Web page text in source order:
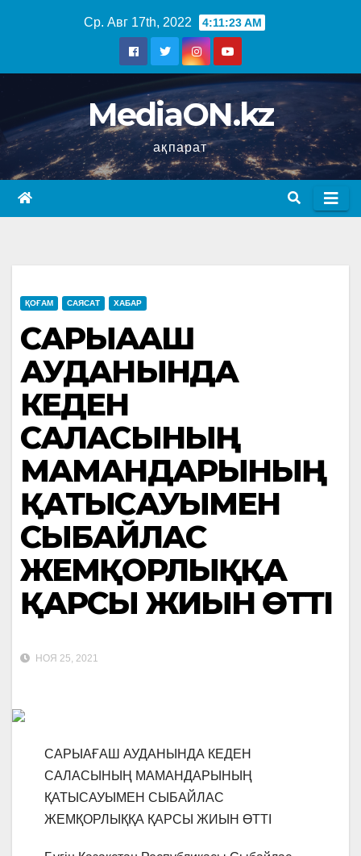
Ср. Авг 17th, 2022 4:11:24 AM
MediaON.kz
ақпарат
ҚОҒАМ САЯСАТ ХАБАР
САРЫАҒАШ
АУДАНЫНДА
КЕДЕН
САЛАСЫНЫҢ
МАМАНДАРЫНЫҢ
ҚАТЫСАУЫМЕН
СЫБАЙЛАС
ЖЕМҚОРЛЫҚҚА
ҚАРСЫ ЖИЫН ӨТТІ
НОЯ 25, 2021
САРЫАҒАШ АУДАНЫНДА КЕДЕН
САЛАСЫНЫҢ МАМАНДАРЫНЫҢ
ҚАТЫСАУЫМЕН СЫБАЙЛАС
ЖЕМҚОРЛЫҚҚА ҚАРСЫ ЖИЫН ӨТТІ